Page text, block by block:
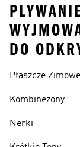
DO
Płaszcze Zimowe
Kombinezony
Nerki